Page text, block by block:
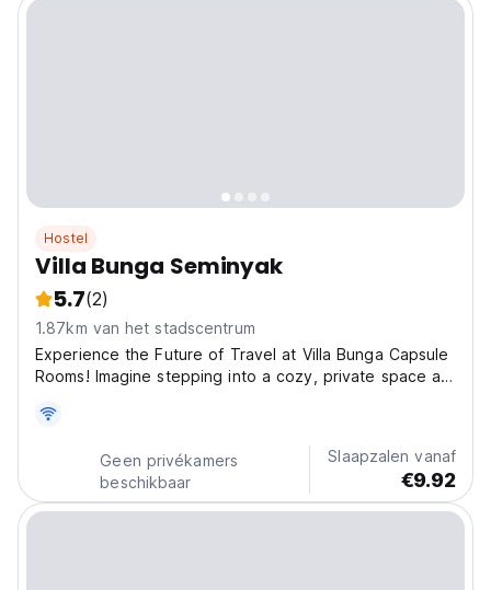
Hostel
Villa Bunga Seminyak
5.7(2)
1.87km van het stadscentrum
Experience the Future of Travel at Villa Bunga Capsule
Rooms! Imagine stepping into a cozy, private space all
everything you need is within arm’s reach. Our capsule
rooms offer the perfect blend of privacy and
community,...Geen privékamers
beschikbaar
Slaapzalen vanaf
€9.92